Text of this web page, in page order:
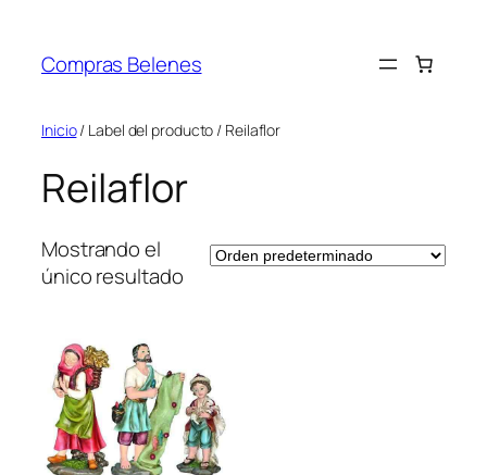
contenido
Compras Belenes
Inicio/ Label del producto / Reilaflor
Reilaflor
Mostrando el
único resultado